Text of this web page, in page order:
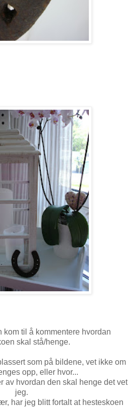
kom til å kommentere hvordan
skal stå/henge.
som på bildene, vet ikke om
opp, eller hvor...
av hvordan den skal henge det vet
jeg.
har jeg blitt fortalt at hesteskoen